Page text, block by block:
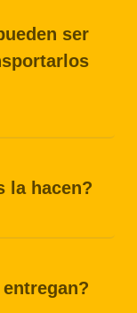
ser
la hacen?